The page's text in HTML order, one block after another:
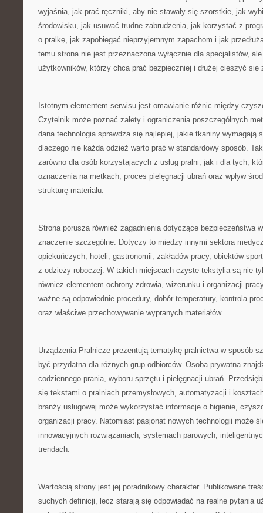
wyjaśnia, jak prać ręczniki, aby nie stawały się szorstkie, jak
środowisku, jak usuwać trudne zabrudzenia, jak korzystać z
o pralkę, jak zapobiegać nieprzyjemnym zapachom i jak
temu strona nie jest przeznaczona wyłącznie dla specjalistów,
użytkowników, którzy chcą prać bezpieczniej i dłużej cieszyć się
Istotnym elementem serwisu jest omawianie różnic między
Czytelnik może poznać zalety i ograniczenia poszczególnych
dana technologia sprawdza się najlepiej, jakie tkaniny wymagają
dlaczego nie każdą odzież warto prać w standardowy sposób.
zarówno dla osób korzystających z usług pralni, jak i dla tych,
oznaczenia na metkach, proces pielęgnacji ubrań oraz wpływ
strukturę materiału.
Strona porusza również zagadnienia dotyczące bezpieczeństwa
znaczenie szczególne. Dotyczy to między innymi sektora
opiekuńczych, hoteli, gastronomii, zakładów pracy, obiektów
z odzieży roboczej. W takich miejscach czyste tekstylia są nie
również elementem ochrony zdrowia, wizerunku i organizacji
ważne są odpowiednie procedury, dobór temperatury, kontrola
oraz właściwe przechowywanie wypranych materiałów.
Urządzenia Pralnicze prezentują tematykę pralnictwa w sposób
być przydatna dla różnych grup odbiorców. Osoba prywatna
codziennego prania, wyboru sprzętu i pielęgnacji ubrań.
się tekstami o pralniach przemysłowych, automatyzacji i
branży usługowej może wykorzystać informacje o higienie,
organizacji pracy. Natomiast pasjonat nowych technologii może
innowacyjnych rozwiązaniach, systemach parowych,
trendach.
Wartością strony jest jej poradnikowy charakter. Publikowane
suchych definicji, lecz starają się odpowiadać na realne pytania